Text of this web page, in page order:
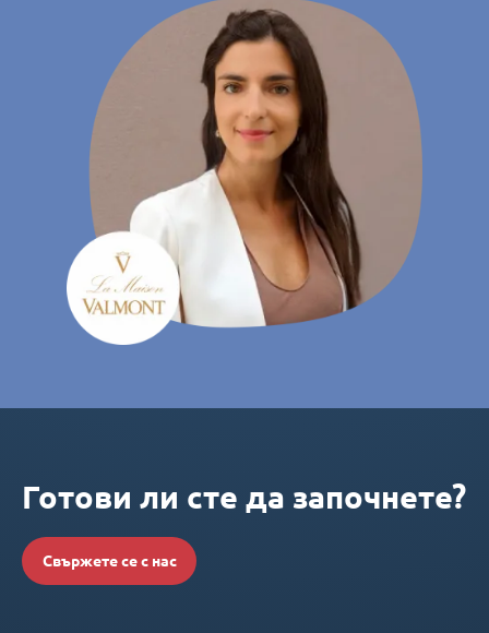
Готови ли сте да започнете?
Свържете се с нас